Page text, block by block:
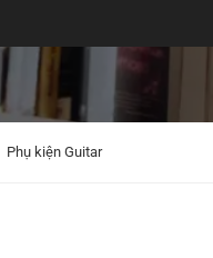
Phụ kiện Guitar